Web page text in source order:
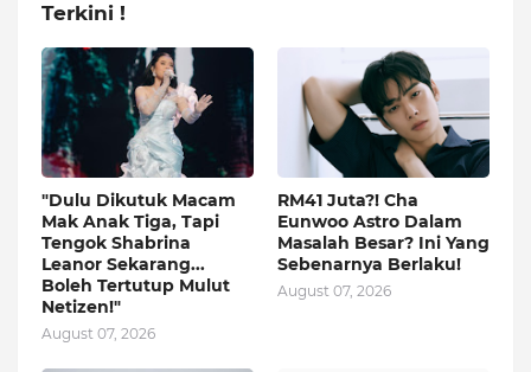
Terkini !
"Dulu Dikutuk Macam
Mak Anak Tiga, Tapi
Tengok Shabrina
Leanor Sekarang...
Boleh Tertutup Mulut
Netizen!"
August 07, 2026
RM41 Juta?! Cha
Eunwoo Astro Dalam
Masalah Besar? Ini Yang
Sebenarnya Berlaku!
August 07, 2026